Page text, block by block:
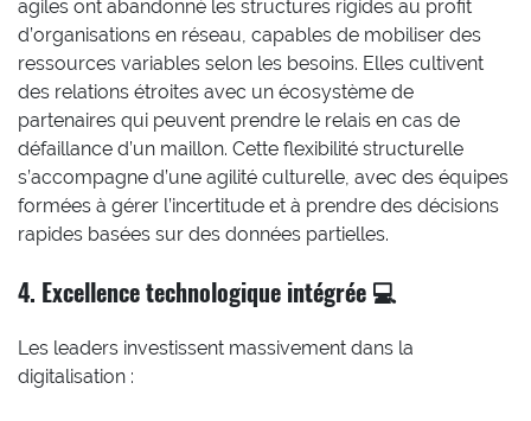
agiles ont abandonné les structures rigides au profit
d’organisations en réseau, capables de mobiliser des
ressources variables selon les besoins. Elles cultivent
des relations étroites avec un écosystème de
partenaires qui peuvent prendre le relais en cas de
défaillance d’un maillon. Cette flexibilité structurelle
s’accompagne d’une agilité culturelle, avec des équipes
formées à gérer l’incertitude et à prendre des décisions
rapides basées sur des données partielles.
4. Excellence technologique intégrée 💻
Les leaders investissent massivement dans la
digitalisation :